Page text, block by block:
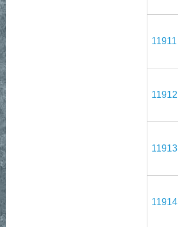
11911
11912
11913
11914